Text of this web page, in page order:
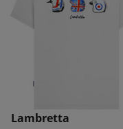
Lambretta